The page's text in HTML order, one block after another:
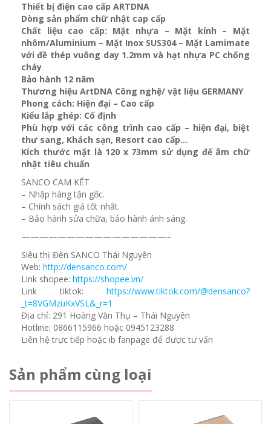
Thiết bị điện cao cấp ARTDNA
Dòng sản phẩm chữ nhật cap cấp
Chất liệu cao cấp: Mặt nhựa – Mặt kính – Mặt
nhôm/Aluminium – Mặt Inox SUS304 – Mặt Lamimate
với đề thép vuông day 1.2mm và hạt nhựa PC chống
cháy
Bảo hành 12 năm
Thương hiệu ArtDNA Công nghệ/ vật liệu GERMANY
Phong cách: Hiện đại – Cao cấp
Kiểu lắp ghép: Cố định
Phù hợp với các công trình cao cấp – hiện đại, biệt
thư sang, Khách sạn, Resort cao cấp…
Kích thước mặt là 120 x 73mm sử dụng đế âm chữ
nhật tiêu chuẩn
SANCO CAM KẾT
– Nhập hàng tận gốc.
– Chính sách giá tốt nhất.
– Bảo hành sửa chữa, bảo hành ánh sáng.
————————————————–
Siêu thị Đèn SANCO Thái Nguyên
Web: http://densanco.com/
Link shopee: https://shopee.vn/
Link tiktok: https://www.tiktok.com/@densanco?
_t=8VGMzuKxVSL&_r=1
Địa chỉ: 291 Hoàng Văn Thụ – Thái Nguyên
Hotline: 0866115966 hoặc 0945123288
Liên hệ trực tiếp hoặc ib fanpage để được tư vấn
Sản phẩm cùng loại